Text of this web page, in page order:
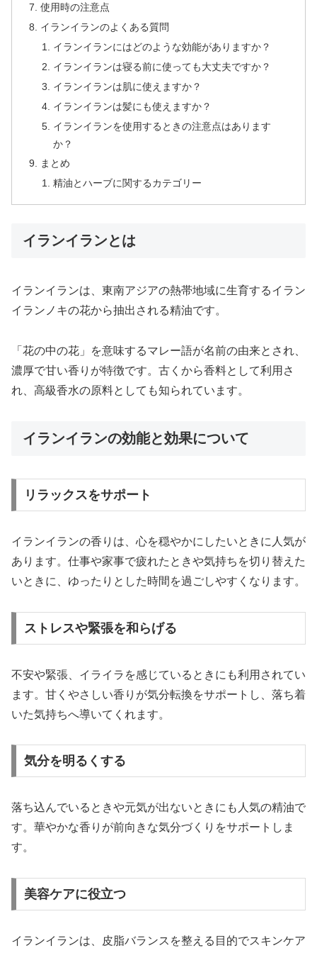
使用時の注意点
イランイランのよくある質問
イランイランにはどのような効能がありますか？
イランイランは寝る前に使っても大丈夫ですか？
イランイランは肌に使えますか？
イランイランは髪にも使えますか？
イランイランを使用するときの注意点はあります
か？
まとめ
精油とハーブに関するカテゴリー
イランイランとは
イランイランは、東南アジアの熱帯地域に生育するイラン
イランノキの花から抽出される精油です。
「花の中の花」を意味するマレー語が名前の由来とされ、
濃厚で甘い香りが特徴です。古くから香料として利用さ
れ、高級香水の原料としても知られています。
イランイランの効能と効果について
リラックスをサポート
イランイランの香りは、心を穏やかにしたいときに人気が
あります。仕事や家事で疲れたときや気持ちを切り替えた
いときに、ゆったりとした時間を過ごしやすくなります。
ストレスや緊張を和らげる
不安や緊張、イライラを感じているときにも利用されてい
ます。甘くやさしい香りが気分転換をサポートし、落ち着
いた気持ちへ導いてくれます。
気分を明るくする
落ち込んでいるときや元気が出ないときにも人気の精油で
す。華やかな香りが前向きな気分づくりをサポートしま
す。
美容ケアに役立つ
イランイランは、皮脂バランスを整える目的でスキンケア